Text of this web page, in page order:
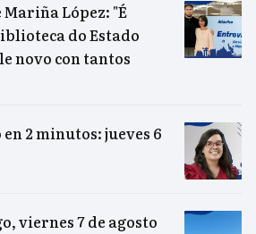
López: "É
do Estado
novo con tantos
2 minutos: jueves 6
viernes 7 de agosto